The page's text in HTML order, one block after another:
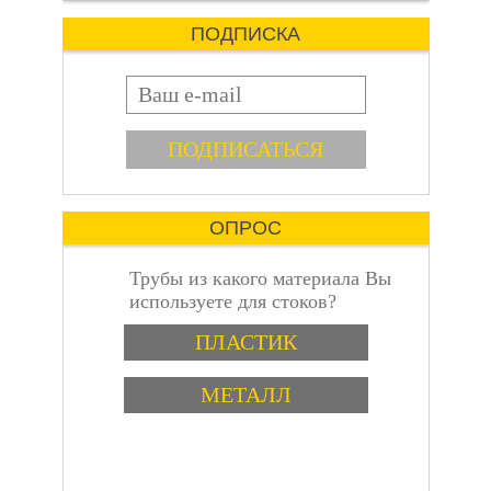
растворяется в воде и
не теряет свои
влагой. Это позволяет
использовать его для
герметизации мест,
которые подвержены
Адгезия
Огнестойкий герметик
хорошо прилипает к
материалам, таким как
стекло, металл, камень
и древесина. Это
свойство делает его
идеальным для
герметизации
отверстий в различных
пошаговая
ПОДПИСКА
E-mail
ОПРОС
Трубы из какого материала Вы
используете для стоков?
ВариантыПЛАСТИК
МЕТАЛЛ